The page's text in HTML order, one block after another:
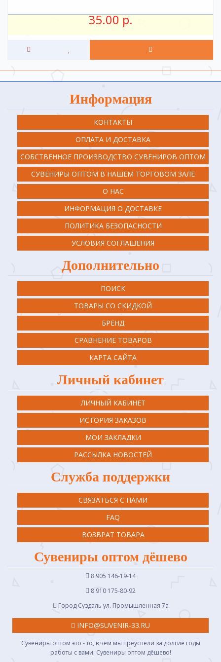
35.00 р.
Информация
КОНТАКТЫ
ОПЛАТА И ДОСТАВКА
СОБСТВЕННОЕ ПРОИЗВОДСТВО СУВЕНИРОВ ОПТОМ
СУВЕНИРЫ ОПТОМ В НАШЕМ ТОРГОВОМ ЗАЛЕ
О НАС
ИНФОРМАЦИЯ О ДОСТАВКЕ
ПОЛИТИКА БЕЗОПАСНОСТИ
УСЛОВИЯ СОГЛАШЕНИЯ
Дополнительно
ПОИСК
ТОВАРЫ СО СКИДКОЙ
БРЕНД
СРАВНЕНИЕ ТОВАРОВ
КАРТА САЙТА
Личный кабинет
ЛИЧНЫЙ КАБИНЕТ
ИСТОРИЯ ЗАКАЗОВ
МОИ ЗАКЛАДКИ
РАССЫЛКА НОВОСТЕЙ
Служба поддержки
СВЯЗАТЬСЯ С НАМИ
FAQ
ВОЗВРАТ ТОВАРА
Сувениры оптом дёшево
8 905 146-19-14
8 910 175-80-92
Город Суздаль ул. Промышленная 7a
INFO@SUVENIR-33.RU
Сувениры оптом это - то, в чём мы преуспели за долгие годы
работы с вами. Сувениры оптом дёшево!